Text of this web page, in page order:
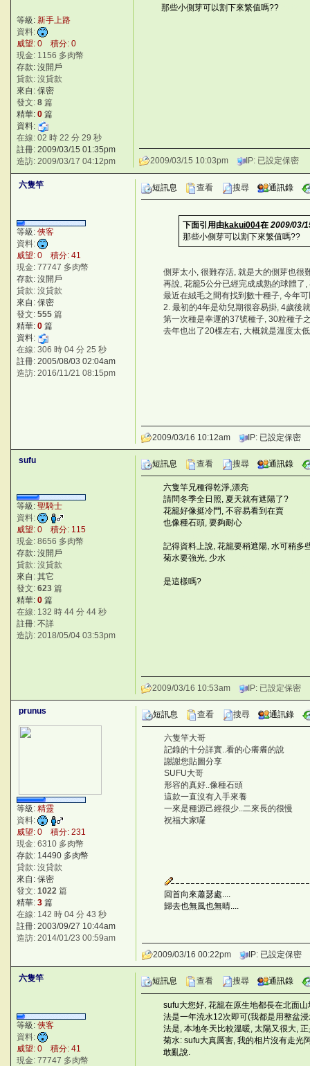
等級: 新手上路
資料:
威望: 0 積分: 0
現金: 1156 多肉幣
存款: 沒開戶
貸款: 沒貸款
來自: 保密
發文: 8 篇
精華: 0 篇
資料:
在線: 02 時 22 分 29 秒
註冊: 2009/03/15 01:35pm
造訪: 2009/03/17 04:12pm
那些小側芽可以割下來繁值嗎??
2009/03/15 10:03pm IP: 已設定保密
六隻竿
等級: 俠客
資料:
威望: 0 積分: 41
現金: 77747 多肉幣
存款: 沒開戶
貸款: 沒貸款
來自: 保密
發文: 555 篇
精華: 0 篇
資料:
在線: 306 時 04 分 25 秒
註冊: 2005/08/03 02:04am
造訪: 2016/11/21 08:15pm
短訊息 查看 搜尋 通訊錄
下面引用由kakui004在2009/03/
那些小側芽可以割下來繁值嗎??7
側芽太小, 很難存活, 就是大的側芽也很
再說, 花籠5公分已經完成成熟的球體了
最近在絨毛之間有找到數十種子, 今年
2. 最初的4年是幼兒期很容易掛, 4歲後
第一次種是幸運的37號種子, 30粒種子
去年也出了20棵左右, 大概就是溫度太
2009/03/16 10:12am IP: 已設定保密
sufu
等級: 聖騎士
資料:
威望: 0 積分: 115
現金: 8656 多肉幣
存款: 沒開戶
貸款: 沒貸款
來自: 其它
發文: 623 篇
精華: 0 篇
在線: 132 時 44 分 44 秒
註冊: 不詳
造訪: 2018/05/04 03:53pm
短訊息 查看 搜尋 通訊錄
六隻竿兄種得乾淨,漂亮
請問冬季全日照, 夏天就有遮陽了?
花籠好像挺冷門, 不容易看到在賣
也像種石頭, 要夠耐心
記得資料上說, 花籠要稍遮陽, 水可稍多
菊水要強光, 少水
是這樣嗎?
2009/03/16 10:53am IP: 已設定保密
prunus
等級: 精靈
資料:
威望: 0 積分: 231
現金: 6310 多肉幣
存款: 14490 多肉幣
貸款: 沒貸款
來自: 保密
發文: 1022 篇
精華: 3 篇
在線: 142 時 04 分 43 秒
註冊: 2003/09/27 10:44am
造訪: 2014/01/23 00:59am
短訊息 查看 搜尋 通訊錄
六隻竿大哥
記錄的十分詳實..看的心癢癢的說
謝謝您貼圖分享
SUFU大哥
形容的真好..像種石頭
這款一直沒有入手來養
一來是種源己經很少..二來長的很慢
祝福大家囉
回首向來蕭瑟處....
歸去也無風也無晴....
2009/03/16 00:22pm IP: 已設定保密
六隻竿
等級: 俠客
資料:
威望: 0 積分: 41
現金: 77747 多肉幣
短訊息 查看 搜尋 通訊錄
sufu大您好, 花籠在原生地都長在北面
法是一年澆水12次即可(我都是用整盆
法是, 本地冬天比較溫暖, 太陽又很大,
菊水: sufu大真厲害, 我的相片沒有走光
敢亂說.